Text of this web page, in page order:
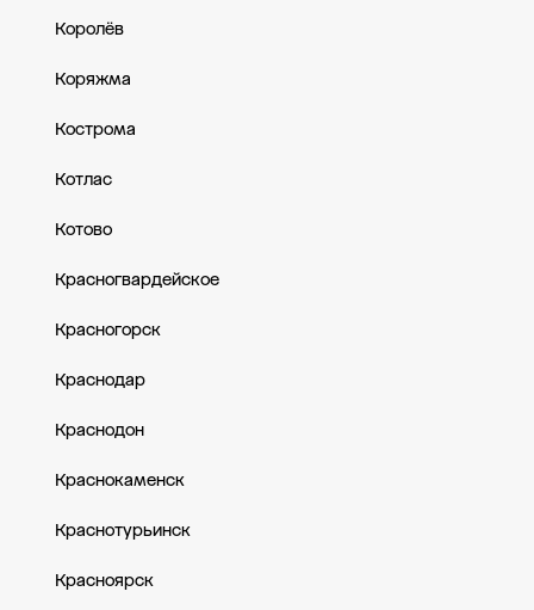
Королёв
Коряжма
Кострома
Котлас
Котово
Красногвардейское
Красногорск
Краснодар
Краснодон
Краснокаменск
Краснотурьинск
Красноярск